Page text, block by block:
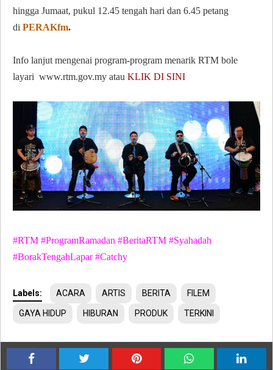
hingga Jumaat, pukul 12.45 tengah hari dan 6.45 petang
di PERAKfm.
Info lanjut mengenai program-program menarik RTM bole
layari www.rtm.gov.my atau KLIK DI SINI
#RTM #ProgramRamadan #BeritaRTM #Syahadah
#BorakTengahLapar #Catchy
Labels: ACARA ARTIS BERITA FILEM
GAYA HIDUP HIBURAN PRODUK TERKINI